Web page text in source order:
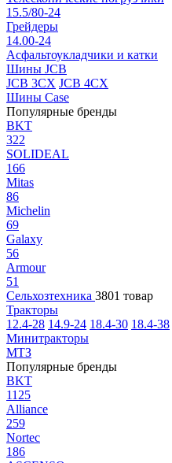
15.5/80-24
Грейдеры
14.00-24
Асфальтоукладчики и катки
Шины JCB
JCB 3CX JCB 4CX
Шины Case
Популярные бренды
BKT
322
SOLIDEAL
166
Mitas
86
Michelin
69
Galaxy
56
Armour
51
Сельхозтехника 3801 товар
Тракторы
12.4-28 14.9-24 18.4-30 18.4-38
Минитракторы
МТЗ
Популярные бренды
BKT
1125
Alliance
259
Nortec
186